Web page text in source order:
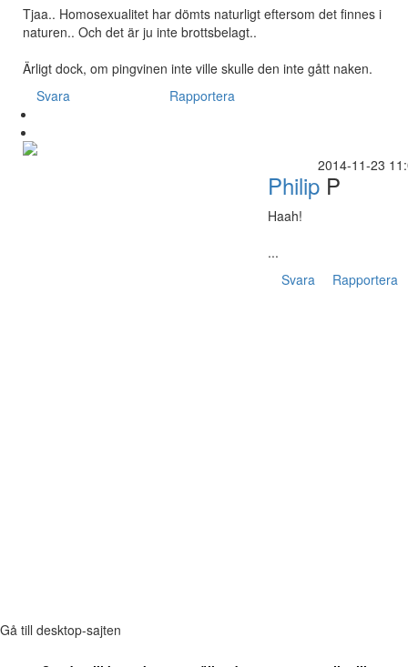
Tjaa.. Homosexualitet har dömts naturligt eftersom det finnes i
naturen.. Och det är ju inte brottsbelagt..
Ärligt dock, om pingvinen inte ville skulle den inte gått naken.
Svara
Rapportera
2014-11-23
Philip P
Haah!
...
Svara
Rapportera
Gå till desktop-sajten